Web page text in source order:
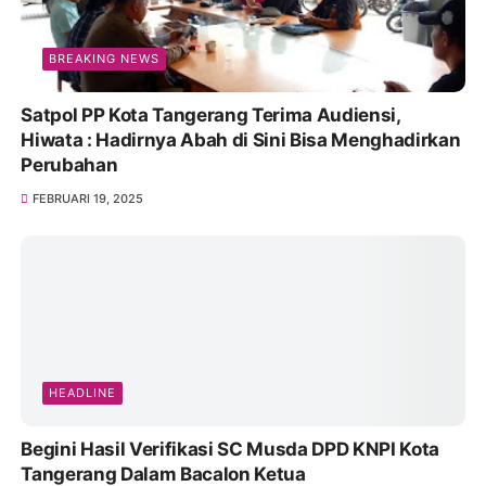
BREAKING NEWS
Satpol PP Kota Tangerang Terima Audiensi,
Hiwata : Hadirnya Abah di Sini Bisa Menghadirkan
Perubahan
FEBRUARI 19, 2025
HEADLINE
Begini Hasil Verifikasi SC Musda DPD KNPI Kota
Tangerang Dalam Bacalon Ketua